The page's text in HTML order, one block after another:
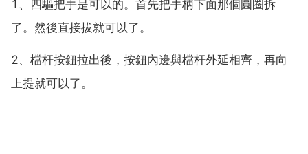
1、四驅把手是可以的。首先把手柄下面那個圓圈拆
了。然後直接拔就可以了。
2、檔杆按鈕拉出後，按鈕內邊與檔杆外延相齊，再向
上提就可以了。